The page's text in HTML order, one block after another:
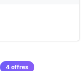
4 offres